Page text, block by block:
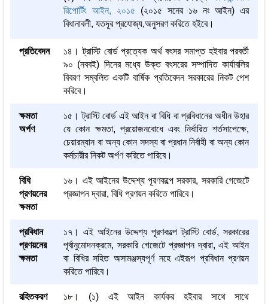
রিপোর্টিং আইন, ২০১৫ (২০১৫ সনের ১৬ নং আইন) এর
বিধানাবলী, যতদূর প্রযোজ্য,অনুসরণ করিতে হইবে।
প্রতিবেদন
১৪। ট্রাস্টি বোর্ড প্রত্যেক অর্থ বৎসর সমাপ্ত হইবার পরবর্তী
৯০ (নববই) দিনের মধ্যে উক্ত বৎসরের সম্পাদিত কার্যাবলির
বিবরণ সম্বলিত একটি বার্ষিক প্রতিবেদন সরকারের নিকট পেশ
করিবে।
ক্ষমতা
অর্পণ
১৫। ট্রাস্টি বোর্ড এই আইন বা বিধি বা প্রবিধানের অধীন উহার
যে কোন ক্ষমতা, প্রয়োজনবোধে এবং নির্ধারিত শর্তসাপেক্ষে,
চেয়ারম্যান বা অন্য কোন সদস্য বা প্রধান নির্বাহী বা অন্য কোন
কর্মচারীর নিকট অর্পণ করিতে পারিবে।
বিধি
প্রণয়নের
ক্ষমতা
১৬। এই আইনের উদ্দেশ্য পূরণকল্পে সরকার, সরকারি গেজেটে
প্রজ্ঞাপন দ্বারা, বিধি প্রণয়ন করিতে পারিবে।
প্রবিধান
প্রণয়নের
ক্ষমতা
১৭। এই আইনের উদ্দেশ্য পূরণকল্পে ট্রাস্টি বোর্ড, সরকারের
পূর্বানুমোদনক্রমে, সরকারি গেজেটে প্রজ্ঞাপন দ্বারা, এই আইন
বা বিধির সহিত অসামঞ্জস্যপূর্ণ নহে এইরূপ প্রবিধান প্রণয়ন
করিতে পারিবে।
রহিতকরণ
১৮। (১) এই আইন কার্যকর হইবার সাথে সাথে